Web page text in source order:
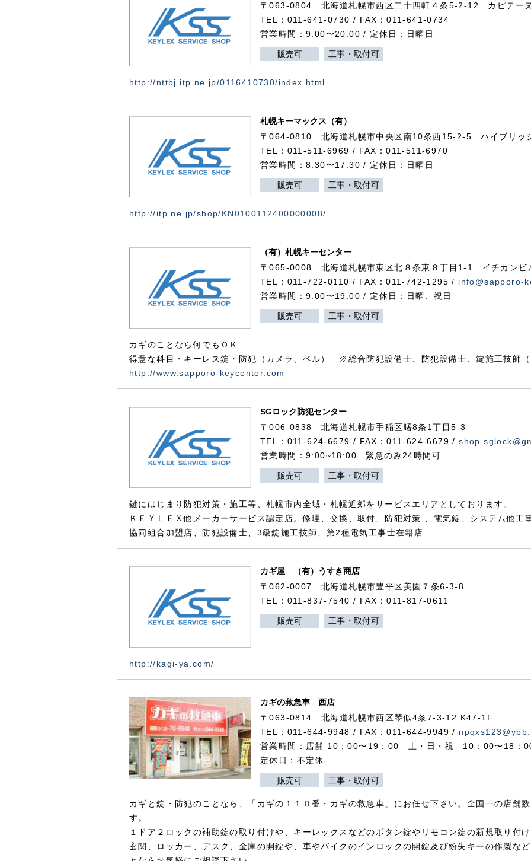
〒063-0804 北海道札幌市西区二十四軒４条5-2-12 カピテー
TEL：011-641-0730 / FAX：011-641-0734
営業時間：9:00〜20:00 / 定休日：日曜日
販売可 工事・取付可
http://nttbj.itp.ne.jp/0116410730/index.html
札幌キーマックス（有）
〒064-0810 北海道札幌市中央区南10条西15-2-5 ハイブリッ
TEL：011-511-6969 / FAX：011-511-6970
営業時間：8:30〜17:30 / 定休日：日曜日
販売可 工事・取付可
http://itp.ne.jp/shop/KN0100112400000008/
（有）札幌キーセンター
〒065-0008 北海道札幌市東区北８条東８丁目1-1 イチカンビ
TEL：011-722-0110 / FAX：011-742-1295 / info@sapporo-
営業時間：9:00〜19:00 / 定休日：日曜、祝日
販売可 工事・取付可
カギのことなら何でもＯＫ
得意な科目・キーレス錠・防犯（カメラ、ベル） ※総合防犯設備士、防犯設備士、錠施工技師
http://www.sapporo-keycenter.com
SGロック防犯センター
〒006-0838 北海道札幌市手稲区曙8条1丁目5-3
TEL：011-624-6679 / FAX：011-624-6679 /
営業時間：9:00~18:00 緊急のみ24時間可
販売可 工事・取付可
鍵にはじまり防犯対策・施工等、札幌市内全域・札幌近郊をサービスエリアとしております。
ＫＥＹＬＥＸ他メーカーサービス認定店。修理、交換、取付、防犯対策 、電気錠、システム他工
協同組合加盟店、防犯設備士、3級錠施工技師、第2種電気工事士在籍店
カギ屋 （有）うすき商店
〒062-0007 北海道札幌市豊平区美園７条6-3-8
TEL：011-837-7540 / FAX：011-817-0611
販売可 工事・取付可
http://kagi-ya.com/
カギの救急車 西店
〒063-0814 北海道札幌市西区琴似4条7-3-12 K47-1F
TEL：011-644-9948 / FAX：011-644-9949 /
営業時間：店舗 10：00〜19：00 土・日・祝 10：00〜18：
定休日：不定休
販売可 工事・取付可
カギと錠・防犯のことなら、「カギの１１０番・カギの救急車」にお任せ下さい。全国一の店舗
す。
１ドア２ロックの補助錠の取り付けや、キーレックスなどのボタン錠やリモコン錠の新規取り付
玄関、ロッカー、デスク、金庫の開錠や、車やバイクのインロックの開錠及び紛失キーの作製な